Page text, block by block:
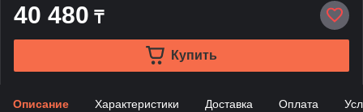
40 480 ₸
Купить
Описание Характеристики Доставка Оплата